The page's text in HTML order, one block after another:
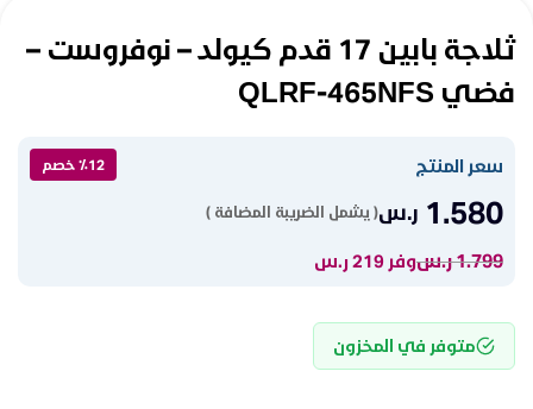
ثلاجة بابين 17 قدم كيولد – نوفروست –
فضي QLRF-465NFS
سعر المنتج ٪12 خصم
1.580 ر.س( يشمل الضريبة المضافة )
1.799ر.سوفر 219 ر.س
متوفر في المخزون